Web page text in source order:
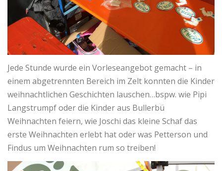
Jede Stunde wurde ein Vorleseangebot gemacht – in
einem abgetrennten Bereich im Zelt konnten die Kinder
weihnachtlichen Geschichten lauschen…bspw. wie Pipi
Langstrumpf oder die Kinder aus Bullerbü
Weihnachten feiern, wie Joschi das kleine Schaf das
erste Weihnachten erlebt hat oder was Petterson und
Findus um Weihnachten rum so treiben!